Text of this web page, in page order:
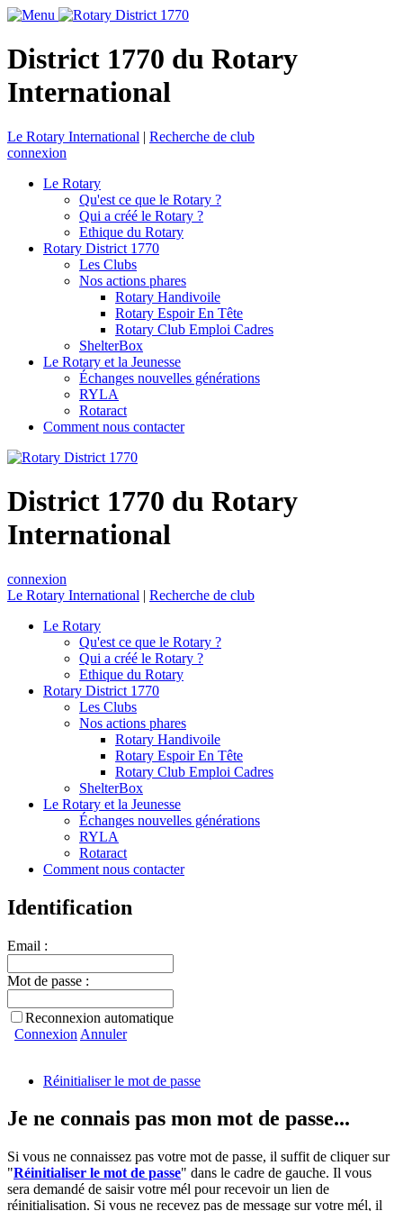
District 1770 du Rotary
International
Le Rotary International | Recherche de club
connexion
Le Rotary
Qu'est ce que le Rotary ?
Qui a créé le Rotary ?
Ethique du Rotary
Rotary District 1770
Les Clubs
Nos actions phares
Rotary Handivoile
Rotary Espoir En Tête
Rotary Club Emploi Cadres
ShelterBox
Le Rotary et la Jeunesse
Échanges nouvelles générations
RYLA
Rotaract
Comment nous contacter
District 1770 du Rotary
International
connexion
Le Rotary International | Recherche de club
Le Rotary
Qu'est ce que le Rotary ?
Qui a créé le Rotary ?
Ethique du Rotary
Rotary District 1770
Les Clubs
Nos actions phares
Rotary Handivoile
Rotary Espoir En Tête
Rotary Club Emploi Cadres
ShelterBox
Le Rotary et la Jeunesse
Échanges nouvelles générations
RYLA
Rotaract
Comment nous contacter
Identification
Email :
Mot de passe :
Reconnexion automatique
Connexion Annuler
Réinitialiser le mot de passe
Je ne connais pas mon mot de passe...
Si vous ne connaissez pas votre mot de passe, il suffit de cliquer sur
"Réinitialiser le mot de passe" dans le cadre de gauche. Il vous
sera demandé de saisir votre mél pour recevoir un lien de
réinitialisation. Si vous ne recevez pas de message sur votre mél, il